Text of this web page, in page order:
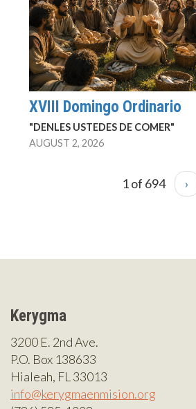
XVIII Domingo Ordinario
"DENLES USTEDES DE COMER"
AUGUST 2, 2026
1 of 694 ›
Kerygma
3200 E. 2nd Ave.
P.O. Box 138633
Hialeah, FL 33013
info@kerygmaenmision.org